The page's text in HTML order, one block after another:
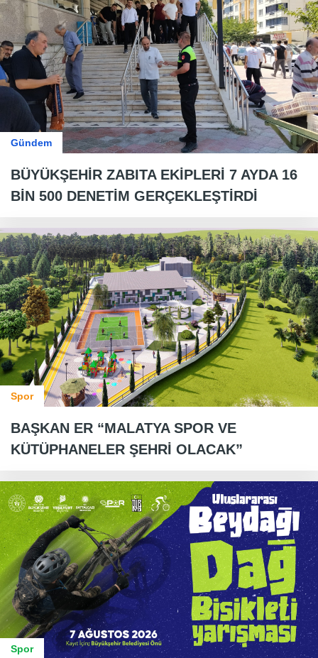
Gündem
BÜYÜKŞEHİR ZABITA EKİPLERİ 7 AYDA 16
BİN 500 DENETİM GERÇEKLEŞTİRDİ
Spor
BAŞKAN ER “MALATYA SPOR VE
KÜTÜPHANELER ŞEHRİ OLACAK”
Spor